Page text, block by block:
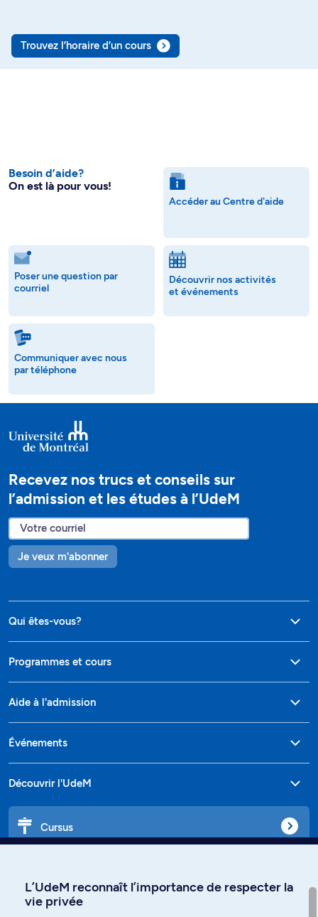
Trouvez l’horaire d’un cours
Besoin d’aide?
On est là pour vous!
Accéder au Centre d'aide
Poser une question par
courriel
Découvrir nos activités
et événements
Communiquer avec nous
par téléphone
Recevez nos trucs et conseils sur
l’admission et les études à l’UdeM
Je veux m'abonner
Qui êtes-vous?
Programmes et cours
Aide à l'admission
Événements
Découvrir l'UdeM
Cursus
L’UdeM reconnaît l’importance de respecter la
vie privée